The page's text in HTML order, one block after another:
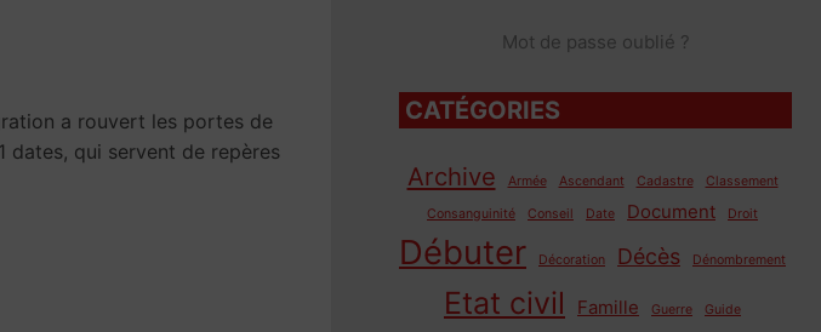
a rouvert les portes de
dates, qui servent de repères
Mot de passe oublié ?
CATÉGORIES
Archive Armée Ascendant Cadastre Classement
Consanguinité Conseil Date Document Droit
Débuter Décoration Décès Dénombrement
Etat civil Famille Guerre Guide